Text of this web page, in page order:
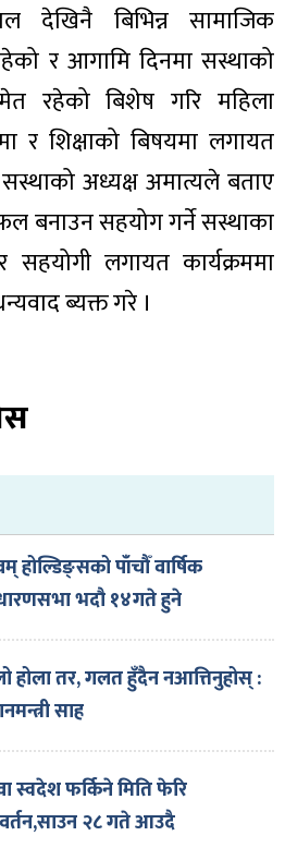
देखिनै बिभिन्न सामाजिक
र आगामि दिनमा सस्थाको
रहेको बिशेष गरि महिला
र शिक्षाको बिषयमा लगायत
अध्यक्ष अमात्यले बताए
बनाउन सहयोग गर्ने सस्थाका
लगायत कार्यक्रममा
ब्यक्त गरे ।
होल्डिङ्सको पाँचौँ वार्षिक
भदौ १४गते हुने
होला तर, गलत हुँदैन नआत्तिनुहोस् :
साह
स्वदेश फर्किने मिति फेरि
२८ गते आउदै